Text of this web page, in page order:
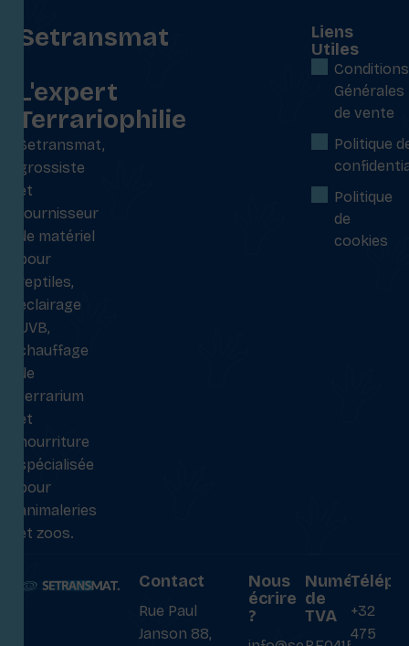
Setransmat
L'expert
Terrariophilie
Setransmat,
grossiste
et
fournisseur
de matériel
pour
reptiles,
éclairage
UVB,
chauffage
de
terrarium
et
nourriture
spécialisée
pour
animaleries
et zoos.
Liens
Utiles
Conditions
Générales
de vente
Politique
Politique
de
cookies
Contact
Rue Paul
Janson 88,
Nous
écrire
?
Numéro
de
TVA
+32
475